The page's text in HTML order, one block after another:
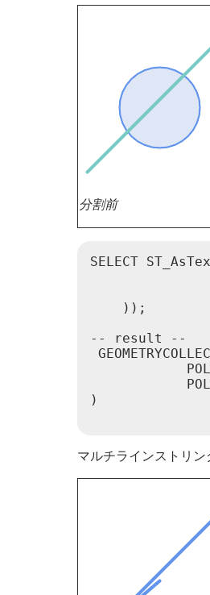
分割前
SELECT
    ));
-- result --
)
マルチラインストリ